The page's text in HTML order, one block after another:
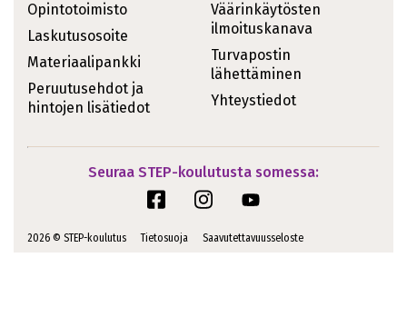
Opintotoimisto
Laskutusosoite
Materiaalipankki
Peruutusehdot ja
hintojen lisätiedot
Väärinkäytösten
ilmoituskanava
Turvapostin
lähettäminen
Yhteystiedot
Seuraa STEP-koulutusta somessa:
2026 © STEP-koulutus Tietosuoja Saavutettavuusseloste